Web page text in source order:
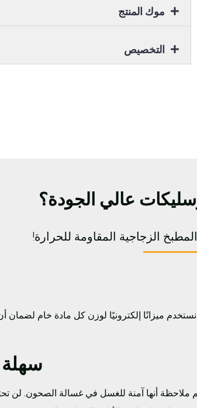
موك المنتج
التخصيص
عالي الجودة؟
الزجاجية المقاومة للحرارة!
ميزانًا إلكترونيًا لوزن كل مادة خام لضمان
سهلة
ملاحظة أنها آمنة للغسل في غسالة الصحون. لن